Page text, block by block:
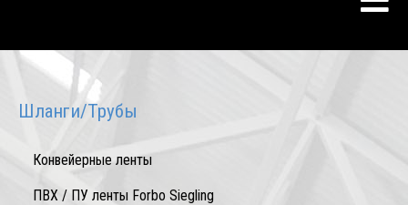
Шланги/Трубы
Конвейерные ленты
ПВХ / ПУ ленты Forbo Siegling